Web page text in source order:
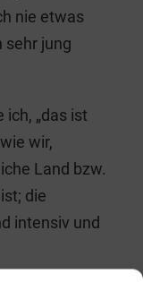
nie etwas
sehr jung
ich, „das ist
wir,
Land bzw.
die
intensiv und